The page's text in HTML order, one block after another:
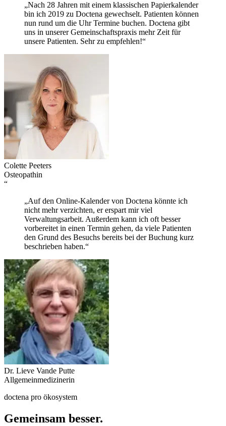
„Nach 28 Jahren mit einem klassischen Papierkalender
bin ich 2019 zu Doctena gewechselt. Patienten können
nun rund um die Uhr Termine buchen. Doctena gibt
uns in unserer Gemeinschaftspraxis mehr Zeit für
unsere Patienten. Sehr zu empfehlen!“
Colette Peeters
Osteopathin
“
„Auf den Online-Kalender von Doctena könnte ich
nicht mehr verzichten, er erspart mir viel
Verwaltungsarbeit. Außerdem kann ich oft besser
vorbereitet in einen Termin gehen, da viele Patienten
den Grund des Besuchs bereits bei der Buchung kurz
beschrieben haben.“
Dr. Lieve Vande Putte
Allgemeinmedizinerin
doctena pro ökosystem
Gemeinsam besser.